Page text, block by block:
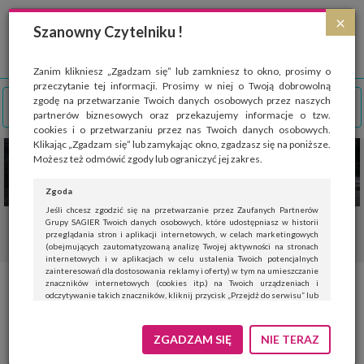
×
Szanowny Czytelniku !
Zanim klikniesz „Zgadzam się” lub zamkniesz to okno, prosimy o
przeczytanie tej informacji. Prosimy w niej o Twoją dobrowolną
zgodę na przetwarzanie Twoich danych osobowych przez naszych
partnerów biznesowych oraz przekazujemy informacje o tzw.
cookies i o przetwarzaniu przez nas Twoich danych osobowych.
Klikając „Zgadzam się” lub zamykając okno, zgadzasz się na poniższe.
Możesz też odmówić zgody lub ograniczyć jej zakres.
Zgoda
Jeśli chcesz zgodzić się na przetwarzanie przez Zaufanych Partnerów
Grupy SAGIER Twoich danych osobowych, które udostępniasz w historii
przeglądania stron i aplikacji internetowych, w celach marketingowych
(obejmujących zautomatyzowaną analizę Twojej aktywności na stronach
internetowych i w aplikacjach w celu ustalenia Twoich potencjalnych
zainteresowań dla dostosowania reklamy i oferty) w tym na umieszczanie
znaczników internetowych (cookies itp.) na Twoich urządzeniach i
odczytywanie takich znaczników, kliknij przycisk „Przejdź do serwisu” lub
Jeśli nie chcesz wyrazić zgody, kliknij „Nie teraz”.
Wyrażenie zgody jest dobrowolne. Możesz edytować zakres zgody, w tym
ZGADZAM SIĘ NIE TERAZ
Strona wykorzystuje pliki cookies, które służą głównie do celów statystycznych.
Wyrażając zgodę na używanie 'cookies', zezwalasz na zapisanie ich w pamięci
przeglądarki. Przejdź do
polityki cookies
Kardigan – ratunek z
ubraniowej opresji